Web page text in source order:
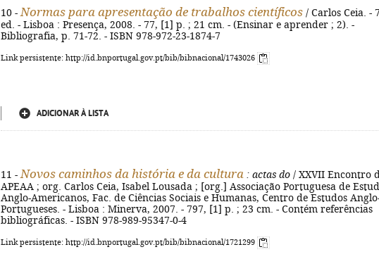
10 - Normas para apresentação de trabalhos científicos / Carlos Ceia. -
ed. - Lisboa : Presença, 2008. - 77, [1] p. ; 21 cm. - (Ensinar e aprender ; 2). -
Bibliografia, p. 71-72. - ISBN 978-972-23-1874-7
Link persistente: http://id.bnportugal.gov.pt/bib/bibnacional/1743026
ADICIONAR À LISTA
11 - Novos caminhos da história e da cultura : actas do / XXVII Encontro
APEAA ; org. Carlos Ceia, Isabel Lousada ; [org.] Associação Portuguesa de
Anglo-Americanos, Fac. de Ciências Sociais e Humanas, Centro de Estudos
Portugueses. - Lisboa : Minerva, 2007. - 797, [1] p. ; 23 cm. - Contém referências
bibliográficas. - ISBN 978-989-95347-0-4
Link persistente: http://id.bnportugal.gov.pt/bib/bibnacional/1721299